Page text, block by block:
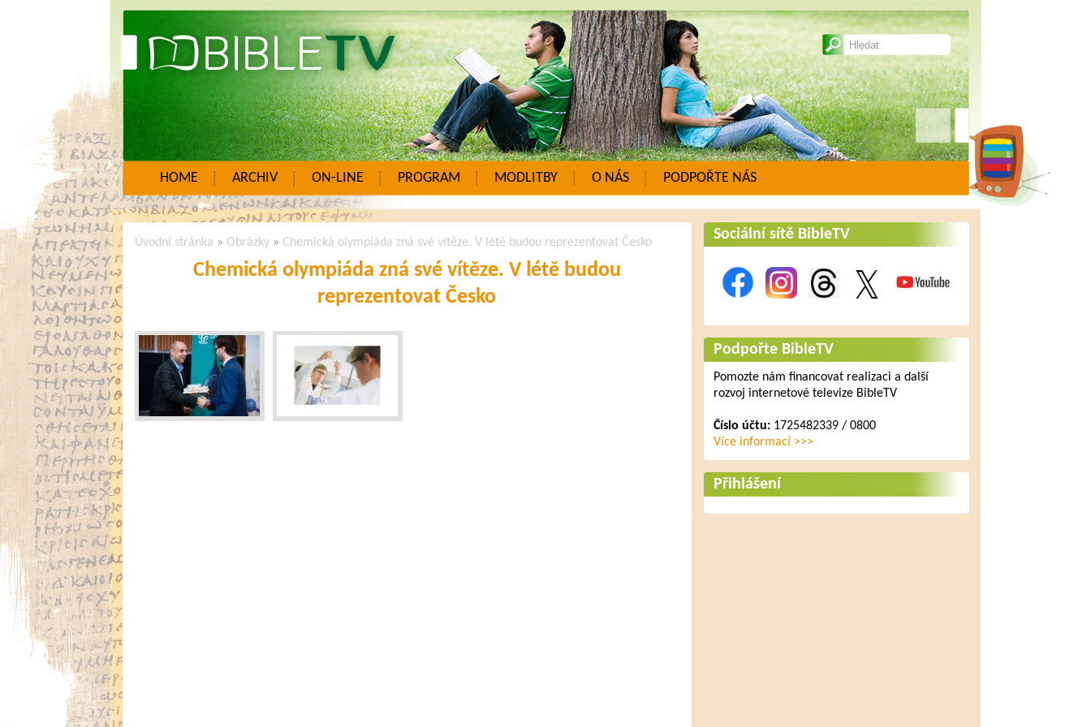
HOME ARCHIV ON-LINE PROGRAM MODLITBY O NÁS PODPOŘTE NÁS
Úvodní stránka » Obrázky» Chemická olympiáda zná své vítěze. V létě budou reprezentovat Česko
Chemická olympiáda zná své vítěze. V létě budou
reprezentovat Česko
Sociální sítě BibleTV
Podpořte BibleTV
Pomozte nám financovat realizaci a další
rozvoj internetové televize BibleTV
Číslo účtu:1725482339 / 0800
Více informací >>>
Přihlášení